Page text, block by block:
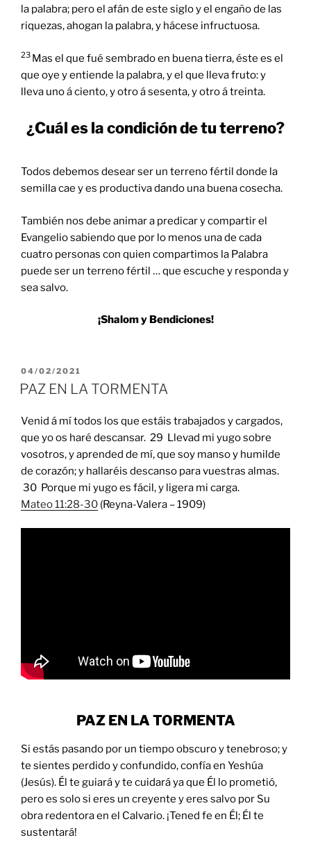
la palabra; pero el afán de este siglo y el engaño de las
riquezas, ahogan la palabra, y hácese infructuosa.
23 Mas el que fué sembrado en buena tierra, éste es el
que oye y entiende la palabra, y el que lleva fruto: y
lleva uno á ciento, y otro á sesenta, y otro á treinta.
¿Cuál es la condición de tu terreno?
Todos debemos desear ser un terreno fértil donde la
semilla cae y es productiva dando una buena cosecha.
También nos debe animar a predicar y compartir el
Evangelio sabiendo que por lo menos una de cada
cuatro personas con quien compartimos la Palabra
puede ser un terreno fértil … que escuche y responda y
sea salvo.
¡Shalom y Bendiciones!
POSTED
ON
04/02/2021
PAZ EN LA TORMENTA
Venid á mí todos los que estáis trabajados y cargados,
que yo os haré descansar. 29 Llevad mi yugo sobre
vosotros, y aprended de mí, que soy manso y humilde
de corazón; y hallaréis descanso para vuestras almas.
30 Porque mi yugo es fácil, y ligera mi carga.
Mateo 11:28-30 (Reyna-Valera – 1909)
PAZ EN LA TORMENTA
Si estás pasando por un tiempo obscuro y tenebroso; y
te sientes perdido y confundido, confía en Yeshúa
(Jesús). Él te guiará y te cuidará ya que Él lo prometió,
pero es solo si eres un creyente y eres salvo por Su
obra redentora en el Calvario. ¡Tened fe en Él; Él te
sustentará!